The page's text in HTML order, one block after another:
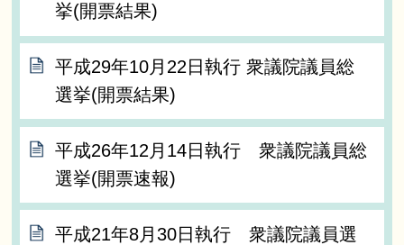
挙(開票結果)
平成29年10月22日執行 衆議院議員総
選挙(開票結果)
平成26年12月14日執行 衆議院議員総
選挙(開票速報)
平成21年8月30日執行 衆議院議員選